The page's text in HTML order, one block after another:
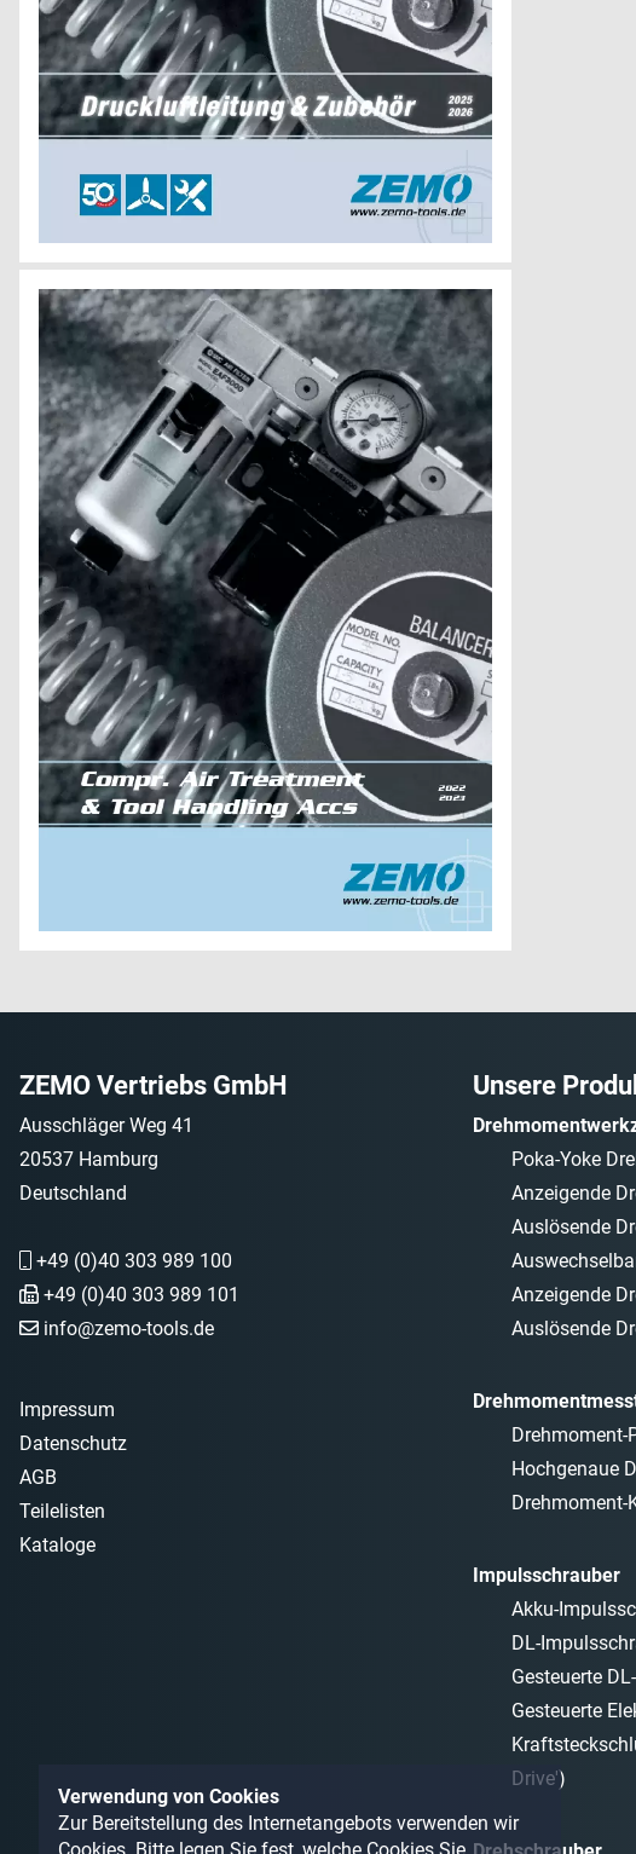
ZEMO Vertriebs GmbH Unsere
Ausschläger Weg 41
20537 Hamburg
Deutschland
+49 (0)40 303 989 100
+49 (0)40 303 989 101
info@zemo-tools.de
Impressum
Datenschutz
AGB
Teilelisten
Kataloge
Poka-Yoke
Anzeigende
Auslösende
Anzeigende
Auslösende
Drehmoment-
Hochgenaue
Drehmoment-
Impulsschrauber
Akku-
DL-
Gesteuerte
Gesteuerte
Drive')
Verwendung von Cookies
Zur Bereitstellung des Internetangebots verwenden wir